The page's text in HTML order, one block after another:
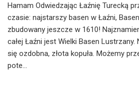
Hamam Odwiedzając Łaźnię Turecką
czasie: najstarszy basen w Łaźni,
zbudowany jeszcze w 1610!
całej Łaźni jest Wielki Basen
się ozdobna, złota kopuła. Możemy
pote...